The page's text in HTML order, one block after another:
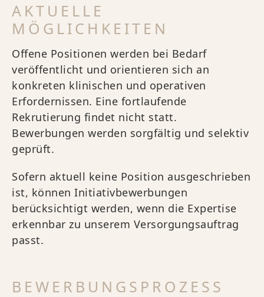
AKTUELLE
MÖGLICHKEITEN
Offene Positionen werden bei Bedarf
veröffentlicht und orientieren sich an
konkreten klinischen und operativen
Erfordernissen. Eine fortlaufende
Rekrutierung findet nicht statt.
Bewerbungen werden sorgfältig und selektiv
geprüft.
Sofern aktuell keine Position ausgeschrieben
ist, können Initiativbewerbungen
berücksichtigt werden, wenn die Expertise
erkennbar zu unserem Versorgungsauftrag
passt.
BEWERBUNGSPROZESS